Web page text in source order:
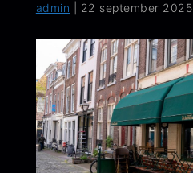
admin 22 september 2025